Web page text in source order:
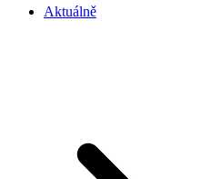
Aktuálně